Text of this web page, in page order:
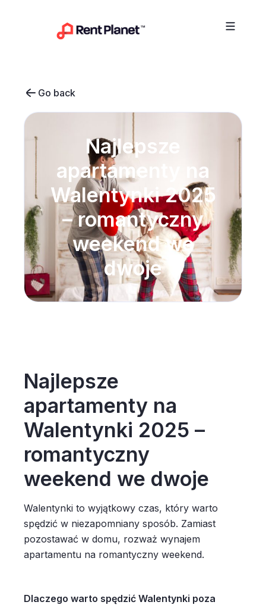
Go back
Najlepsze
apartamenty na
Walentynki 2025
– romantyczny
weekend we
dwoje
Najlepsze
apartamenty na
Walentynki 2025 –
romantyczny
weekend we dwoje
Walentynki to wyjątkowy czas, który warto
spędzić w niezapomniany sposób. Zamiast
pozostawać w domu, rozważ wynajem
apartamentu na romantyczny weekend.
Dlaczego warto spędzić Walentynki poza